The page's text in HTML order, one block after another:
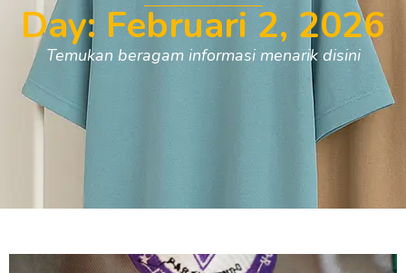
Day: Februari 2, 2026
Temukan beragam informasi menarik disini